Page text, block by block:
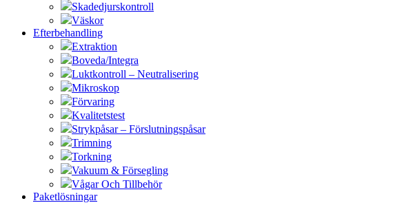
Skadedjurskontroll
Väskor
Efterbehandling
Extraktion
Boveda/Integra
Luktkontroll – Neutralisering
Mikroskop
Förvaring
Kvalitetstest
Strykpåsar – Förslutningspåsar
Trimning
Torkning
Vakuum & Försegling
Vågar Och Tillbehör
Paketlösningar